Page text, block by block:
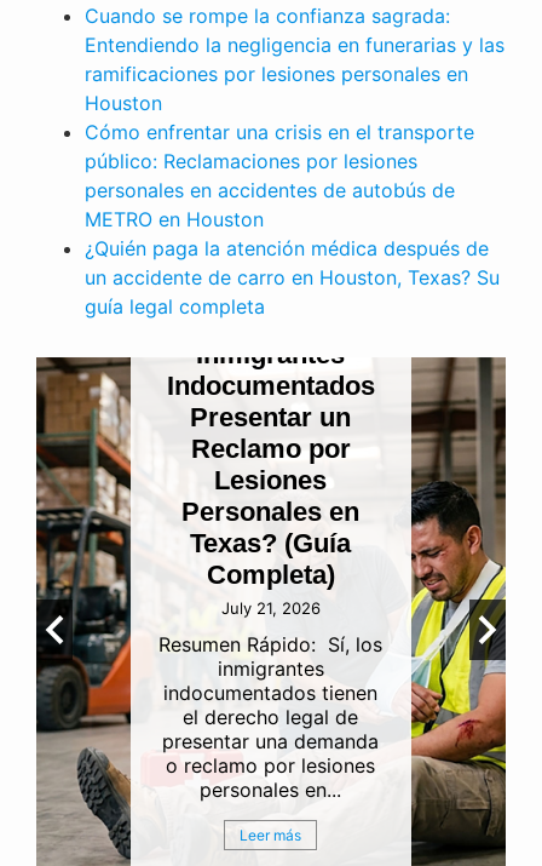
Cuando se rompe la confianza sagrada:
Entendiendo la negligencia en funerarias y las
ramificaciones por lesiones personales en
Houston
Cómo enfrentar una crisis en el transporte
público: Reclamaciones por lesiones
personales en accidentes de autobús de
METRO en Houston
¿Quién paga la atención médica después de
un accidente de carro en Houston, Texas? Su
guía legal completa
por
en
(Guía
2026
Sí, los
tienen
legal de
demanda
lesiones
en...
LESIONES PERSONALES
Cuando se
sagrada:
Entendiendo
negligencia
funerarias y
por
personales
Houston
July 15, 2026
Perder a un ser
es una de las
experiencias
difíciles,
agotadoras que
enfrentar una...
Leer más